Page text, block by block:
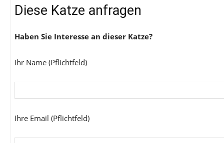
Diese Katze anfragen
Haben Sie Interesse an dieser Katze?
Ihr Name (Pflichtfeld)
Ihre Email (Pflichtfeld)